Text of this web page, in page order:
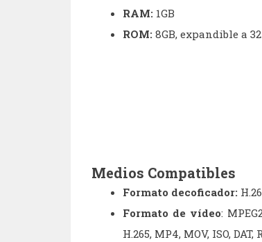
RAM: 1GB
ROM: 8GB, expandible a 32
Medios Compatibles
Formato decoficador:
Formato de vídeo:
H.265, MP4, MOV, ISO, DAT,